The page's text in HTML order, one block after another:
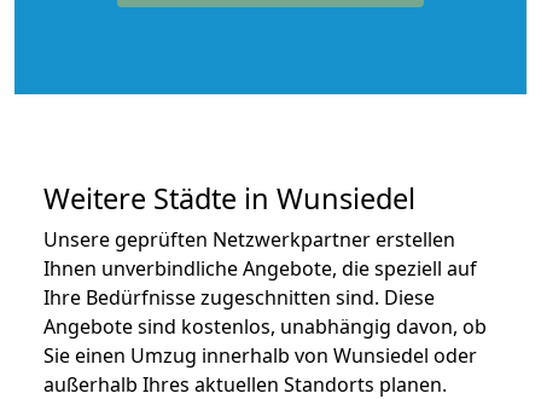
Weitere Städte in Wunsiedel
Unsere geprüften Netzwerkpartner erstellen
Ihnen unverbindliche Angebote, die speziell auf
Ihre Bedürfnisse zugeschnitten sind. Diese
Angebote sind kostenlos, unabhängig davon, ob
Sie einen Umzug innerhalb von Wunsiedel oder
außerhalb Ihres aktuellen Standorts planen.